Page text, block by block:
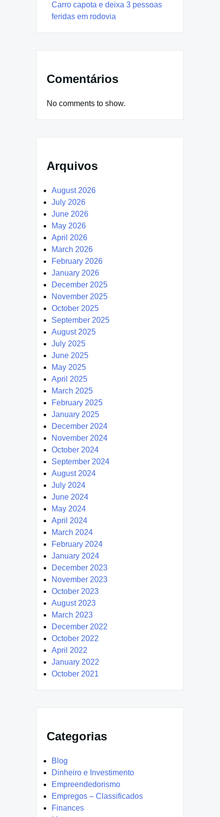
Carro capota e deixa 3 pessoas
feridas em rodovia
Comentários
No comments to show.
Arquivos
August 2026
July 2026
June 2026
May 2026
April 2026
March 2026
February 2026
January 2026
December 2025
November 2025
October 2025
September 2025
August 2025
July 2025
June 2025
May 2025
April 2025
March 2025
February 2025
January 2025
December 2024
November 2024
October 2024
September 2024
August 2024
July 2024
June 2024
May 2024
April 2024
March 2024
February 2024
January 2024
December 2023
November 2023
October 2023
August 2023
March 2023
December 2022
October 2022
April 2022
January 2022
October 2021
Categorias
Blog
Dinheiro e Investimento
Empreendedorismo
Empregos – Classificados
Finances